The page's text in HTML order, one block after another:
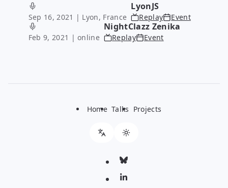
LyonJS
Sep 16, 2021 | Lyon, France Replay Event
NightClazz Zenika
Feb 9, 2021 | online Replay Event
Home Talks Projects